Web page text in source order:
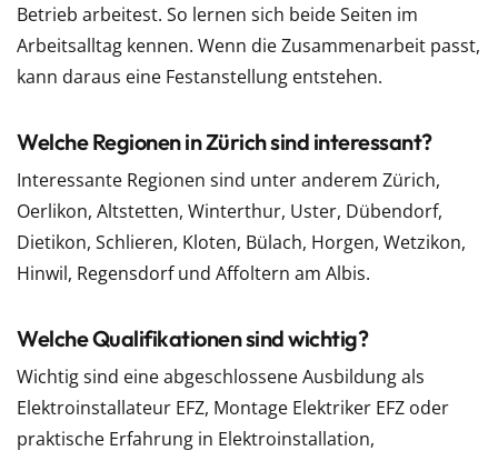
Betrieb arbeitest. So lernen sich beide Seiten im
Arbeitsalltag kennen. Wenn die Zusammenarbeit passt,
kann daraus eine Festanstellung entstehen.
Welche Regionen in Zürich sind interessant?
Interessante Regionen sind unter anderem Zürich,
Oerlikon, Altstetten, Winterthur, Uster, Dübendorf,
Dietikon, Schlieren, Kloten, Bülach, Horgen, Wetzikon,
Hinwil, Regensdorf und Affoltern am Albis.
Welche Qualifikationen sind wichtig?
Wichtig sind eine abgeschlossene Ausbildung als
Elektroinstallateur EFZ, Montage Elektriker EFZ oder
praktische Erfahrung in Elektroinstallation,